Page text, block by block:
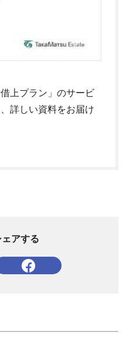
上プラン」のサービ
詳しい資料をお届け
アする